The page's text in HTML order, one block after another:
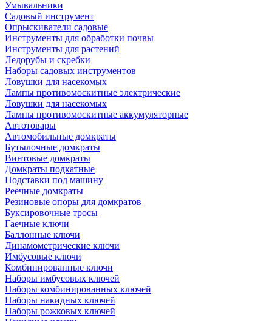
Умывальники
Садовый инструмент
Опрыскиватели садовые
Инструменты для обработки почвы
Инструменты для растений
Ледорубы и скребки
Наборы садовых инструментов
Ловушки для насекомых
Лампы противомоскитные электрические
Ловушки для насекомых
Лампы противомоскитные аккумуляторные
Автотовары
Автомобильные домкраты
Бутылочные домкраты
Винтовые домкраты
Домкраты подкатные
Подставки под машину
Реечные домкраты
Резиновые опоры для домкратов
Буксировочные тросы
Гаечные ключи
Баллонные ключи
Динамометрические ключи
Имбусовые ключи
Комбинированные ключи
Наборы имбусовых ключей
Наборы комбинированных ключей
Наборы накидных ключей
Наборы рожковых ключей